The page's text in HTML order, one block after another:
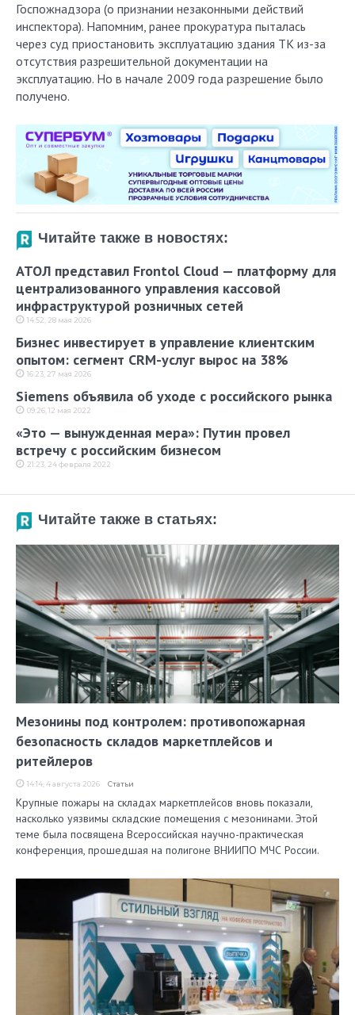
Госпожнадзора (о признании незаконными действий
инспектора). Напомним, ранее прокуратура пыталась
через суд приостановить эксплуатацию здания ТК из-за
отсутствия разрешительной документации на
эксплуатацию. Но в начале 2009 года разрешение было
получено.
Читайте также в новостях:
АТОЛ представил Frontol Cloud — платформу для
централизованного управления кассовой
инфраструктурой розничных сетей
14:52, 28 мая 2026
Бизнес инвестирует в управление клиентским
опытом: сегмент CRM-услуг вырос на 38%
16:23, 27 мая 2026
Siemens объявила об уходе с российского рынка
09:26, 12 мая 2022
«Это — вынужденная мера»: Путин провел
встречу с российским бизнесом
21:23, 24 февраля 2022
Читайте также в статьях:
Мезонины под контролем: противопожарная
безопасность складов маркетплейсов и
ритейлеров
14:14, 4 августа 2026 Статьи
Крупные пожары на складах маркетплейсов вновь показали,
насколько уязвимы складские помещения с мезонинами. Этой
теме была посвящена Всероссийская научно-практическая
конференция, прошедшая на полигоне ВНИИПО МЧС России.